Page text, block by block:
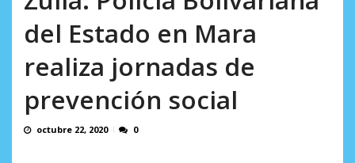
del Estado en Mara
realiza jornadas de
prevención social
octubre 22, 2020 0